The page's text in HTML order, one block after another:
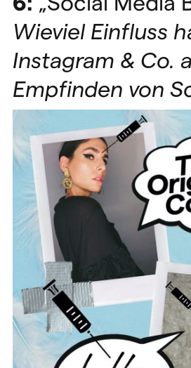
Wieviel Einfluss
Instagram & Co.
Empfinden von